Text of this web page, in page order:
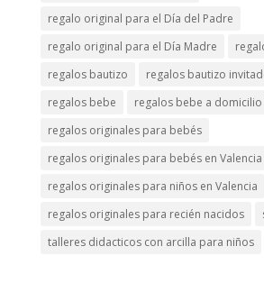
regalo original para el Día del Padre
regalo original para el Día Madre
regalos bautizo
regalos bautizo
regalos bebe
regalos bebe a domicilio
regalos originales para bebés
regalos originales para bebés en Valencia
regalos originales para niños en Valencia
regalos originales para recién nacidos
talleres didacticos con arcilla para niños